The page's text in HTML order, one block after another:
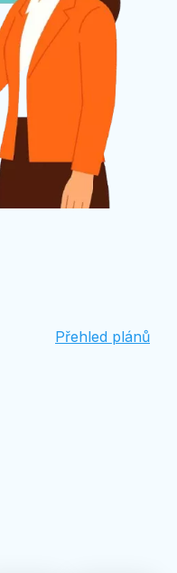
Přehled plánů